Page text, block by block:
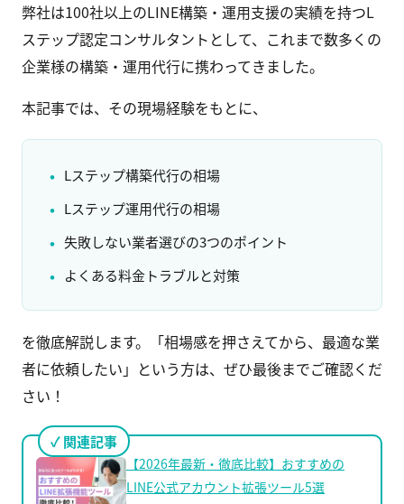
弊社は100社以上のLINE構築・運用支援の実績を持つL
ステップ認定コンサルタントとして、これまで数多くの
企業様の構築・運用代行に携わってきました。
本記事では、その現場経験をもとに、
Lステップ構築代行の相場
Lステップ運用代行の相場
失敗しない業者選びの3つのポイント
よくある料金トラブルと対策
を徹底解説します。「相場感を押さえてから、最適な業
者に依頼したい」という方は、ぜひ最後までご確認くだ
さい！
関連記事
【2026年最新・徹底比較】おすすめの
LINE公式アカウント拡張ツール5選